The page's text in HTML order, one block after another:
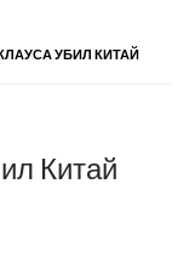
УБИЛ КИТАЙ
Китай